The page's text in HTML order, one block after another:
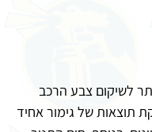
לשיקום צבע הרכב
תוצאות של גימור אחיד